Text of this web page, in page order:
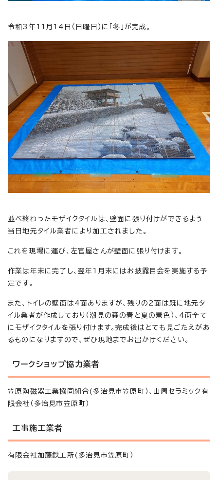
令和3年11月14日（日曜日）に「冬」が完成。
並べ終わったモザイクタイルは、壁面に張り付けができるよう
当日地元タイル業者により加工されました。
これを現場に運び、左官屋さんが壁面に張り付けます。
作業は年末に完了し、翌年1月末にはお披露目会を実施する予
定です。
また、トイレの壁面は4面ありますが、残りの2面は既に地元タ
イル業者が作成しており（潮見の森の春と夏の景色）、4面全て
にモザイクタイルを張り付けます。完成後はとても見ごたえがあ
るものになりますので、ぜひ現地までお出かけください。
ワークショップ協力業者
笠原陶磁器工業協同組合(多治見市笠原町）、山周セラミック有
限会社（多治見市笠原町）
工事施工業者
有限会社加藤鉄工所(多治見市笠原町）